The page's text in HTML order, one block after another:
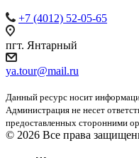
+7 (4012) 52-05-65
пгт. Янтарный
ya.tour@mail.ru
Данный ресурс носит
Администрация не несет
предоставленных сторонними
© 2026 Все права